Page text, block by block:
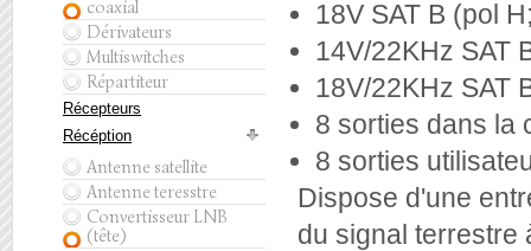
coaxial
Dérivateurs
Multiswitches
Répartiteur
Récepteurs
Récéption
Antenne satellite
Antenne teresstre
Convertisseur LNB
(tête)
18V SAT B (pol
14V/22KHz SAT
18V/22KHz SAT
8 sorties dans la
8 sorties
Dispose d'une
du signal terrestre